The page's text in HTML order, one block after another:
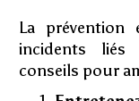
La prévention
incidents liés
conseils pour